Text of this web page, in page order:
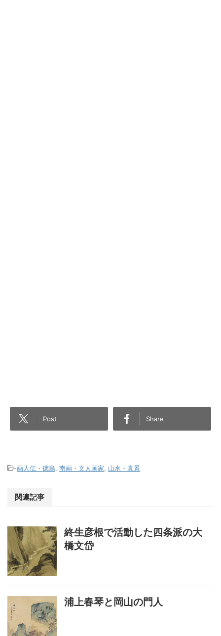
Post Share
-画人伝・徳島 南画・文人画家 山水・真景
関連記事
終生彦根で活動した四条派の大
橋文岱
浦上春琴と岡山の門人